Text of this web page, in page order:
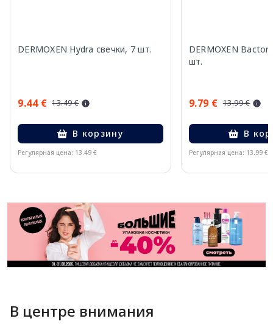
DERMOXEN Hydra свечки, 7 шт.
9.44 € 13.49 €
В корзину
Регулярная цена: 13.49 €
DERMOXEN Bactor
шт.
9.79 € 13.99 €
В
Регулярная цена: 13.99 €
В центре внимания